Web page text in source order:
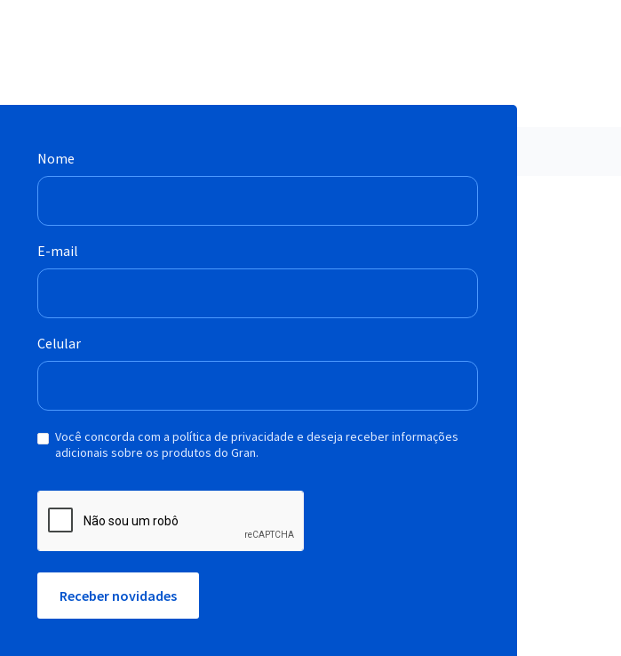
Nome
E-mail
Celular
Você concorda com a política de privacidade e deseja receber informações
adicionais sobre os produtos do Gran.
Receber novidades